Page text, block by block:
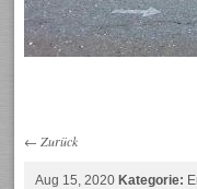
← Zurück
Aug 15, 2020Kategorie: